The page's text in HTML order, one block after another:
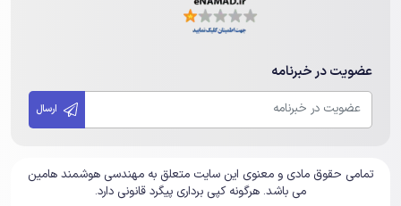
عضویت در خبرنامه
تمامی حقوق مادی و معنوی این سایت متعلق به مهندسی هوشمند هامین
می باشد. هرگونه کپی برداری پیگرد قانونی دارد.